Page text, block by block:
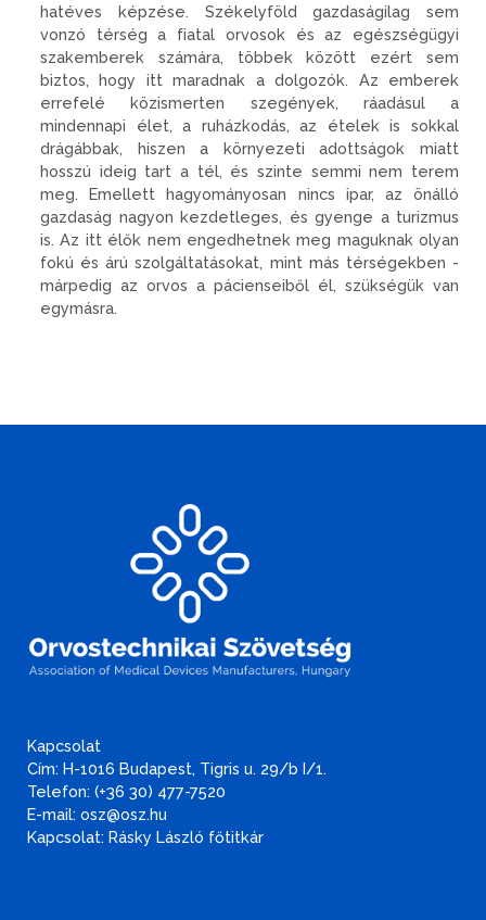
hatéves kép­zése. Székelyföld gazdaságilag sem
vonzó térség a fiatal orvosok és az egészségügyi
szakemberek számára, többek között ezért sem
biztos, hogy itt maradnak a dolgo­zók. Az emberek
errefelé közis­merten szegények, ráadásul a
mindennapi élet, a ruházkodás, az ételek is sokkal
drágábbak, hiszen a környezeti adottságok miatt
hosszú ideig tart a tél, és szinte semmi nem terem
meg. Emellett hagyományosan nincs ipar, az önálló
gazdaság nagyon kezdetle­ges, és gyenge a turizmus
is. Az itt élők nem engedhetnek meg ma­guknak olyan
fokú és árú szolgál­tatásokat, mint más térségekben -
márpedig az orvos a pácienseiből él, szükségük van
egymásra.
Kapcsolat
Cím: H-1016 Budapest, Tigris u. 29/b I/1.
Telefon: (+36 30) 477-7520
E-mail: osz@osz.hu
Kapcsolat: Rásky László főtitkár